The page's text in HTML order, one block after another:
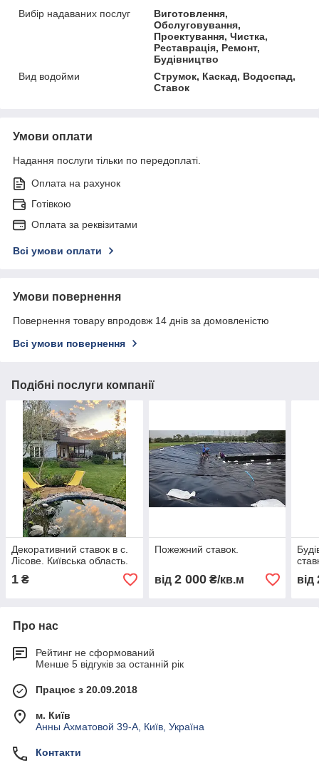
Вибір надаваних послуг
Виготовлення,
Обслуговування,
Проектування, Чистка,
Реставрація, Ремонт,
Будівництво
Вид водойми
Струмок, Каскад, Водоспад,
Ставок
Умови оплати
Надання послуги тільки по передоплаті.
Оплата на рахунок
Готівкою
Оплата за реквізитами
Всі умови оплати
Умови повернення
Повернення товару впродовж 14 днів за домовленістю
Всі умови повернення
Подібні послуги компанії
Декоративний ставок в с.
Лісове. Київська область.
1 ₴
Пожежний ставок.
від 2 000₴/кв.м від
Про нас
Рейтинг не сформований
Менше 5 відгуків за останній рік
Працює з 20.09.2018
м. Київ
Анны Ахматовой 39-А, Київ, Україна
Контакти